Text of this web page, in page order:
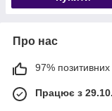
Про нас
97% позитивних
Працює з